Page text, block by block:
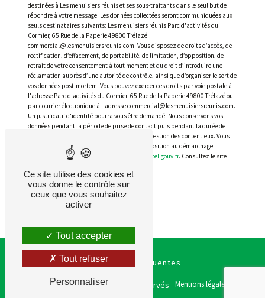
destinées à Les menuisiers réunis et ses sous-traitants dans le seul but de
répondre à votre message. Les données collectées seront communiquées aux
seuls destinataires suivants: Les menuisiers réunis Parc d'activités du
Cormier, 65 Rue de la Paperie 49800 Trélazé
commercial@lesmenuisiersreunis.com. Vous disposez de droits d’accès, de
rectification, d’effacement, de portabilité, de limitation, d’opposition, de
retrait de votre consentement à tout moment et du droit d’introduire une
réclamation auprès d’une autorité de contrôle, ainsi que d’organiser le sort de
vos données post-mortem. Vous pouvez exercer ces droits par voie postale à
l'adresse Parc d'activités du Cormier, 65 Rue de la Paperie 49800 Trélazé ou
par courrier électronique à l'adresse commercial@lesmenuisiersreunis.com.
Un justificatif d'identité pourra vous être demandé. Nous conservons vos
données pendant la période de prise de contact puis pendant la durée de
prescription légale aux fins probatoires et de gestion des contentieux. Vous
avez le droit de vous inscrire sur la liste d'opposition au démarchage
téléphonique, disponible à cette adresse:
Bloctel.gouv.fr. Consultez le site
Recherches fréquentes
Vistalid- 2026 - Tous droits réservés -Mentions légales
Ce site utilise des cookies et
vous donne le contrôle sur
ceux que vous souhaitez
activer
Tout accepter
Tout refuser
Personnaliser